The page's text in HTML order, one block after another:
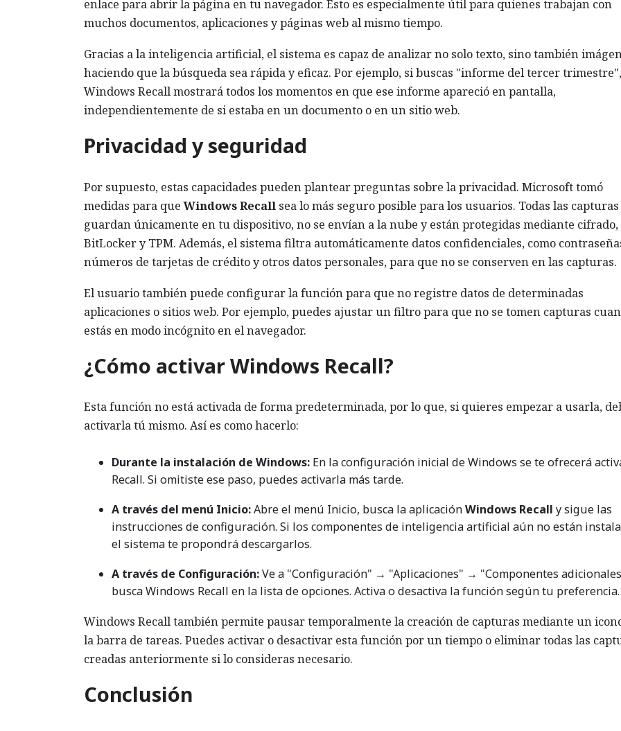
enlace para abrir la página en tu navegador. Esto es especialmente útil para quienes trabajan con
muchos documentos, aplicaciones y páginas web al mismo tiempo.
Gracias a la inteligencia artificial, el sistema es capaz de analizar no solo texto, sino también
haciendo que la búsqueda sea rápida y eficaz. Por ejemplo, si buscas "informe del tercer trimestre",
Windows Recall mostrará todos los momentos en que ese informe apareció en pantalla,
independientemente de si estaba en un documento o en un sitio web.
Privacidad y seguridad
Por supuesto, estas capacidades pueden plantear preguntas sobre la privacidad. Microsoft tomó
medidas para queWindows Recall sea lo más seguro posible para los usuarios. Todas las capturas
guardan únicamente en tu dispositivo, no se envían a la nube y están protegidas mediante cifrado,
BitLocker y TPM. Además, el sistema filtra automáticamente datos confidenciales, como
números de tarjetas de crédito y otros datos personales, para que no se conserven en las capturas.
El usuario también puede configurar la función para que no registre datos de determinadas
aplicaciones o sitios web. Por ejemplo, puedes ajustar un filtro para que no se tomen capturas
estás en modo incógnito en el navegador.
¿Cómo activar Windows Recall?
Esta función no está activada de forma predeterminada, por lo que, si quieres empezar a usarla,
activarla tú mismo. Así es como hacerlo:
Durante la instalación de Windows: En la configuración inicial de Windows se te ofrecerá
Recall. Si omitiste ese paso, puedes activarla más tarde.
A través del menú Inicio:Abre el menú Inicio, busca la aplicaciónWindows Recall y sigue las
instrucciones de configuración. Si los componentes de inteligencia artificial aún no están
el sistema te propondrá descargarlos.
A través de Configuración:Ve a "Configuración" → "Aplicaciones" → "Componentes
busca Windows Recall en la lista de opciones. Activa o desactiva la función según tu preferencia.
Windows Recall también permite pausar temporalmente la creación de capturas mediante un
la barra de tareas. Puedes activar o desactivar esta función por un tiempo o eliminar todas las
creadas anteriormente si lo consideras necesario.
Conclusión